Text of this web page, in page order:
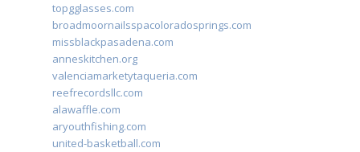
topgglasses.com
broadmoornailsspacoloradosprings.com
missblackpasadena.com
anneskitchen.org
valenciamarketytaqueria.com
reefrecordsllc.com
alawaffle.com
aryouthfishing.com
united-basketball.com